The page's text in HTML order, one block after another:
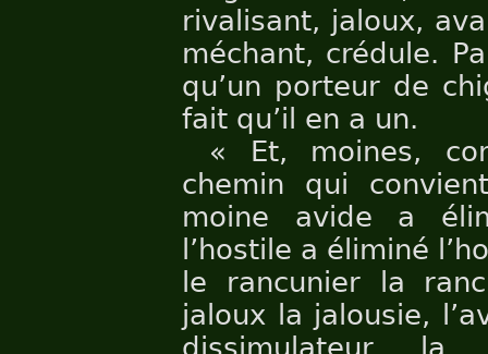
rivalisant, jaloux,
méchant, crédule.
qu’un porteur de
fait qu’il en a un.
« Et, moines,
chemin qui
moine avide a
l’hostile a éliminé
le rancunier la
jaloux la jalousie,
dissimulateur la